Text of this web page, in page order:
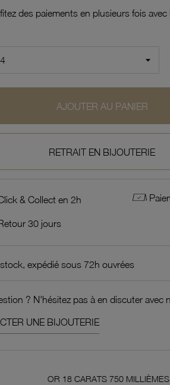
des paiements en plusieurs fois avec
AJOUTER AU PANIER
RETRAIT EN BIJOUTERIE
& Collect en 2h
30 jours
expédié sous 72h ouvrées
? N'hésitez pas à en discuter avec
UNE BIJOUTERIE
18 CARATS 750 MILLIÈMES